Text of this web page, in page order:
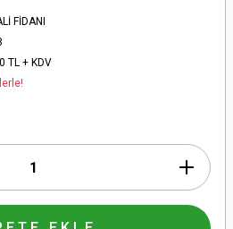
FİDANI
TL + KDV